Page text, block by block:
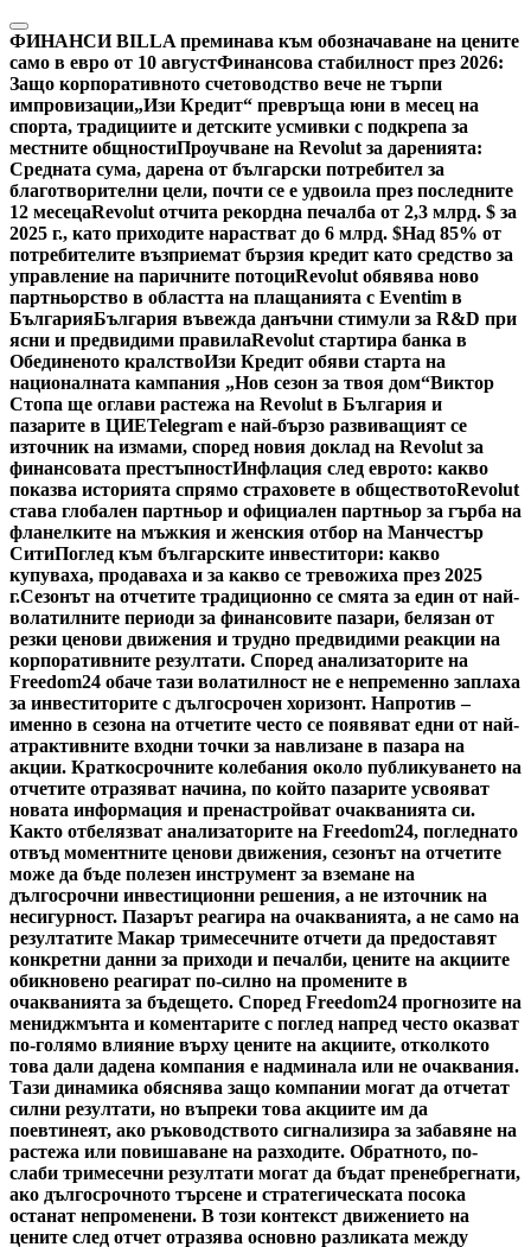
Skip
to
content
ФИНАНСИ BILLA преминава към обозначаване на цените
само в евро от 10 августФинансова стабилност през 2026:
Защо корпоративното счетоводство вече не търпи
импровизации„Изи Кредит“ превръща юни в месец на
спорта, традициите и детските усмивки с подкрепа за
местните общностиПроучване на Revolut за даренията:
Средната сума, дарена от български потребител за
благотворителни цели, почти се е удвоила през последните
12 месецаRevolut отчита рекордна печалба от 2,3 млрд. $ за
2025 г., като приходите нарастват до 6 млрд. $Над 85% от
потребителите възприемат бързия кредит като средство за
управление на паричните потоциRevolut обявява ново
партньорство в областта на плащанията с Eventim в
БългарияБългария въвежда данъчни стимули за R&D при
ясни и предвидими правилаRevolut стартира банка в
Обединеното кралствоИзи Кредит обяви старта на
националната кампания „Нов сезон за твоя дом“Виктор
Стопа ще оглави растежа на Revolut в България и
пазарите в ЦИЕTelegram е най-бързо развиващият се
източник на измами, според новия доклад на Revolut за
финансовата престъпностИнфлация след еврото: какво
показва историята спрямо страховете в обществотоRevolut
става глобален партньор и официален партньор за гърба на
фланелките на мъжкия и женския отбор на Манчестър
СитиПоглед към българските инвеститори: какво
купуваха, продаваха и за какво се тревожиха през 2025
г.Сезонът на отчетите традиционно се смята за един от най-
волатилните периоди за финансовите пазари, белязан от
резки ценови движения и трудно предвидими реакции на
корпоративните резултати. Според анализаторите на
Freedom24 обаче тази волатилност не е непременно заплаха
за инвеститорите с дългосрочен хоризонт. Напротив –
именно в сезона на отчетите често се появяват едни от най-
атрактивните входни точки за навлизане в пазара на
акции. Краткосрочните колебания около публикуването на
отчетите отразяват начина, по който пазарите усвояват
новата информация и пренастройват очакванията си.
Както отбелязват анализаторите на Freedom24, погледнато
отвъд моментните ценови движения, сезонът на отчетите
може да бъде полезен инструмент за вземане на
дългосрочни инвестиционни решения, а не източник на
несигурност. Пазарът реагира на очакванията, а не само на
резултатите Макар тримесечните отчети да предоставят
конкретни данни за приходи и печалби, цените на акциите
обикновено реагират по-силно на промените в
очакванията за бъдещето. Според Freedom24 прогнозите на
мениджмънта и коментарите с поглед напред често оказват
по-голямо влияние върху цените на акциите, отколкото
това дали дадена компания е надминала или не очаквания.
Тази динамика обяснява защо компании могат да отчетат
силни резултати, но въпреки това акциите им да
поевтинеят, ако ръководството сигнализира за забавяне на
растежа или повишаване на разходите. Обратното, по-
слаби тримесечни резултати могат да бъдат пренебрегнати,
ако дългосрочното търсене и стратегическата посока
останат непроменени. В този контекст движението на
цените след отчет отразява основно разликата между